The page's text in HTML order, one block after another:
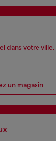
dans votre ville.
un magasin